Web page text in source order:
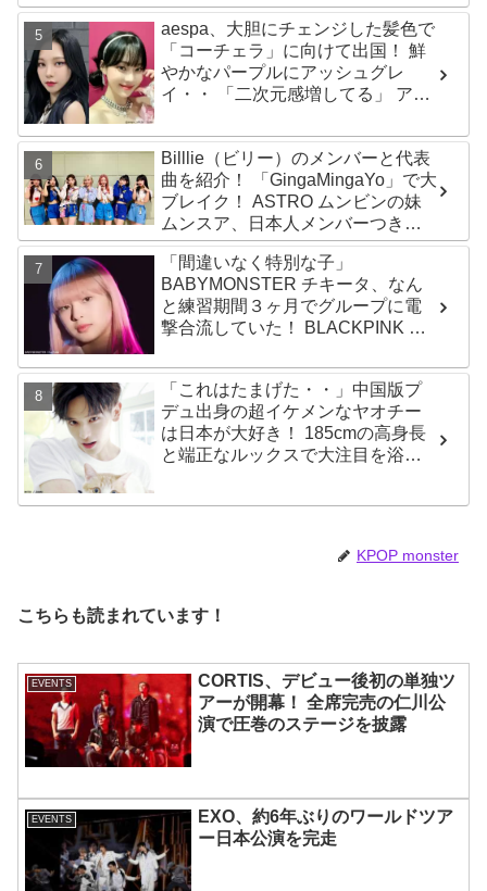
で放送・配信スタート
aespa、大胆にチェンジした髪色で
「コーチェラ」に向けて出国！ 鮮
やかなパープルにアッシュグレ
イ・・ 「二次元感増してる」 アバ
Billlie（ビリー）のメンバーと代表
曲を紹介！ 「GingaMingaYo」で大
ブレイク！ ASTRO ムンビンの妹
ムンスア、日本人メンバーつき、
はるなを要する７人組ガールズグ
ループ！ その魅力を徹底チェック
「間違いなく特別な子」
BABYMONSTER チキータ、なん
と練習期間３ヶ月でグループに電
撃合流していた！ BLACKPINK リ
タの重鎮を唸らせる
「これはたまげた・・」中国版プ
デュ出身の超イケメンなヤオチー
は日本が大好き！ 185cmの高身長
と端正なルックスで大注目を浴び
KPOP monster
こちらも読まれています！
EVENTS
CORTIS、デビュー後初の単独ツ
アーが開幕！ 全席完売の仁川公
演で圧巻のステージを披露
EVENTS
EXO、約6年ぶりのワールドツア
ー日本公演を完走